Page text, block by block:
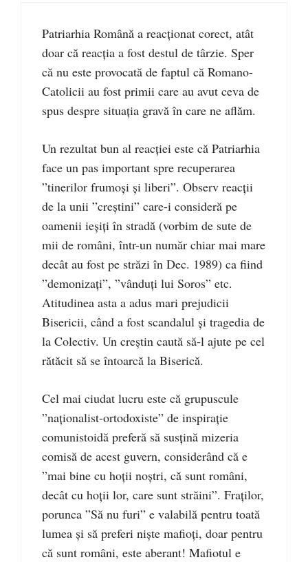
Patriarhia Română a reacționat corect, atât
doar că reacția a fost destul de târzie. Sper
că nu este provocată de faptul că Romano-
Catolicii au fost primii care au avut ceva de
spus despre situația gravă în care ne aflăm.
Un rezultat bun al reacției este că Patriarhia
face un pas important spre recuperarea
”tinerilor frumoși și liberi”. Observ reacții
de la unii ”creștini” care-i consideră pe
oamenii ieșiți în stradă (vorbim de sute de
mii de români, într-un număr chiar mai mare
decât au fost pe străzi în Dec. 1989) ca fiind
”demonizați”, ”vânduți lui Soros” etc.
Atitudinea asta a adus mari prejudicii
Bisericii, când a fost scandalul și tragedia de
la Colectiv. Un creștin caută să-l ajute pe cel
rătăcit să se întoarcă la Biserică.
Cel mai ciudat lucru este că grupuscule
”naționalist-ortodoxiste” de inspirație
comunistoidă preferă să susțină mizeria
comisă de acest guvern, considerând că e
”mai bine cu hoții noștri, că sunt români,
decât cu hoții lor, care sunt străini”. Fraților,
porunca ”Să nu furi” e valabilă pentru toată
lumea și să preferi niște mafioți, doar pentru
că sunt români, este aberant! Mafiotul e